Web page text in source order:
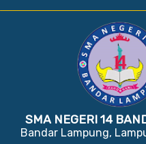
SMA NEGERI 14
Bandar Lampung,